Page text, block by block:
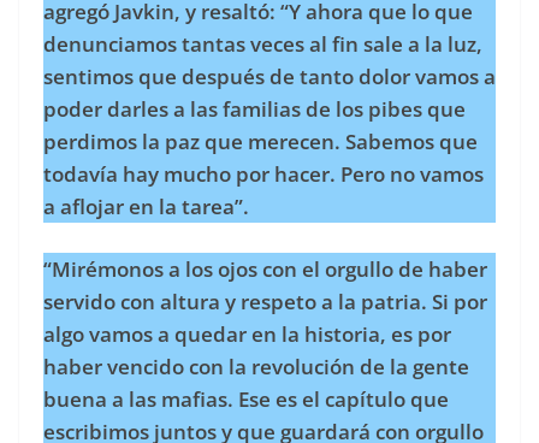
agregó Javkin, y resaltó: “Y ahora que lo que
denunciamos tantas veces al fin sale a la luz,
sentimos que después de tanto dolor vamos a
poder darles a las familias de los pibes que
perdimos la paz que merecen. Sabemos que
todavía hay mucho por hacer. Pero no vamos
a aflojar en la tarea”.
“Mirémonos a los ojos con el orgullo de haber
servido con altura y respeto a la patria. Si por
algo vamos a quedar en la historia, es por
haber vencido con la revolución de la gente
buena a las mafias. Ese es el capítulo que
escribimos juntos y que guardará con orgullo